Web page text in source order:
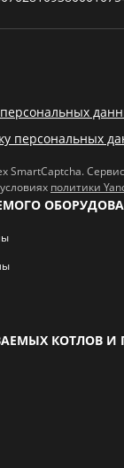
персональных
политики
КОТЛОВ И